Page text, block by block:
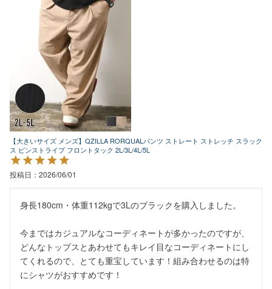
【大きいサイズ メンズ】QZILLA RORQUALパンツ ストレート ストレッチ スラック
ス ピンストライプ フロントタック 2L/3L/4L/5L
投稿日 2026/06/01
身長180cm・体重112kgで3Lのブラックを購入しました。
今まではカジュアルなコーディネートが多かったのですが、
どんなトップスとあわせてもキレイ目なコーディネートにし
てくれるので、とても重宝しています！組み合わせるのは特
にシャツがおすすめです！